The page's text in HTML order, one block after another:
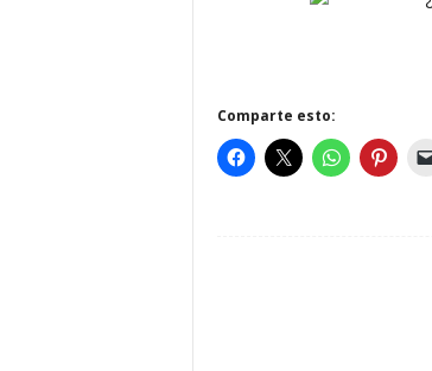
Comparte esto: